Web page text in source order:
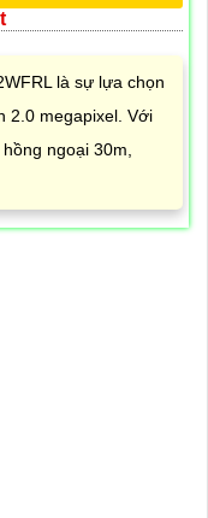
là sự lựa chọn
2.0 megapixel. Với
ngoại 30m,